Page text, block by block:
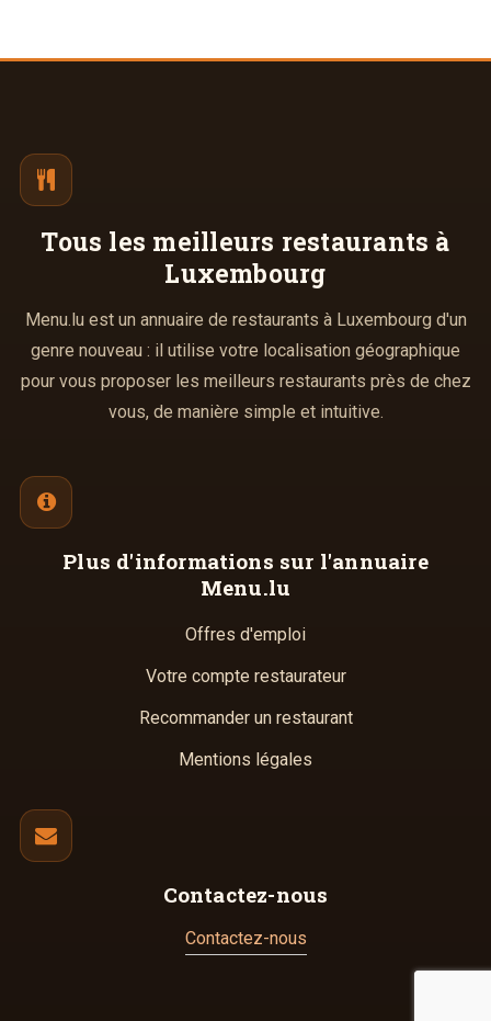
Tous les meilleurs restaurants à
Luxembourg
Menu.lu est un annuaire de restaurants à Luxembourg d'un
genre nouveau : il utilise votre localisation géographique
pour vous proposer les meilleurs restaurants près de chez
vous, de manière simple et intuitive.
Plus d'informations sur l'annuaire
Menu.lu
Offres d'emploi
Votre compte restaurateur
Recommander un restaurant
Mentions légales
Contactez-nous
Contactez-nous